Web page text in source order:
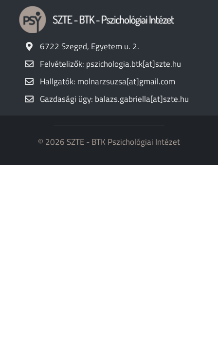
6722 Szeged, Egyetem u. 2.
Felvételizők: pszichologia.btk[at]szte.hu
Hallgatók: molnarzsuzsa[at]gmail.com
Gazdasági ügy: balazs.gabriella[at]szte.hu
© 2026 SZTE - BTK Pszichológiai Intézet